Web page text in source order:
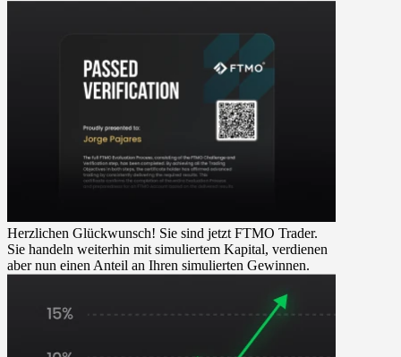
Herzlichen Glückwunsch! Sie sind jetzt FTMO Trader.
Sie handeln weiterhin mit simuliertem Kapital, verdienen
aber nun einen Anteil an Ihren simulierten Gewinnen.